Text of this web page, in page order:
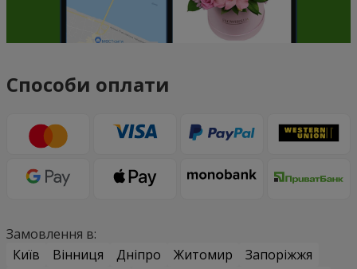
Способи оплати
Замовлення в:
Київ
Вінниця Дніпро Житомир
Запоріжжя